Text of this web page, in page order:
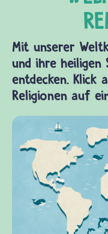
Mit unserer
und ihre heiligen
entdecken. Klick
Religionen auf